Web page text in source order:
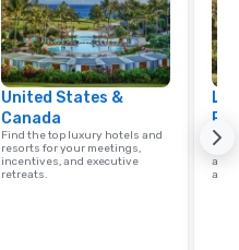
United States &
Canada
Find the top luxury hotels and
resorts for your meetings,
incentives, and executive
retreats.
with
and